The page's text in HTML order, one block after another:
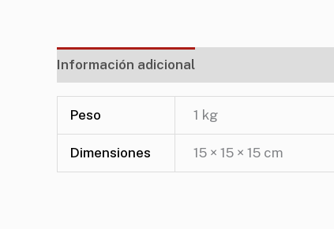
Información adicional
Peso 1 kg
Dimensiones 15 × 15 × 15 cm